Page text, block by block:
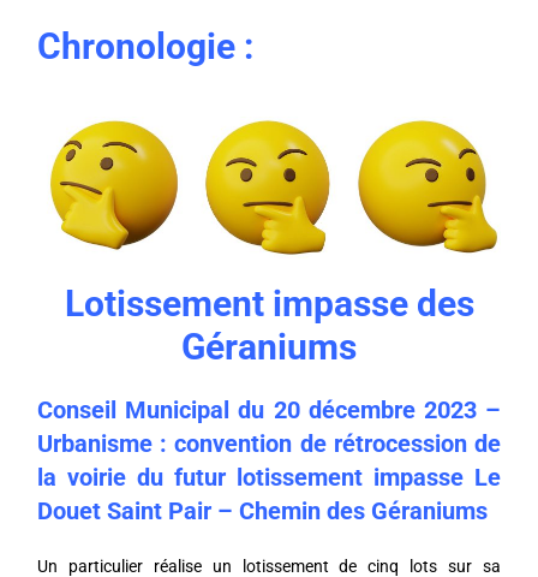
Chronologie :
Lotissement impasse des
Géraniums
Conseil Municipal du 20 décembre 2023 –
Urbanisme : convention de rétrocession de
la voirie du futur lotissement impasse Le
Douet Saint Pair – Chemin des Géraniums
Un particulier réalise un lotissement de cinq lots sur sa